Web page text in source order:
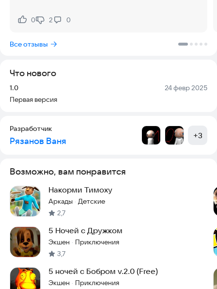
Нравится:
0Не нравится:
2 0
Все отзывы
Что нового
Версия:
1.0 Дата:
24 февр 2025
Первая версия
Разработчик
Рязанов Ваня +3
Возможно, вам понравится
Накорми Тимоху
Аркады · Детские
2,7
5 Ночей с Дружком
Экшен · Приключения
3,7
5 ночей с Бобром v.2.0 (Free)
Экшен · Приключения